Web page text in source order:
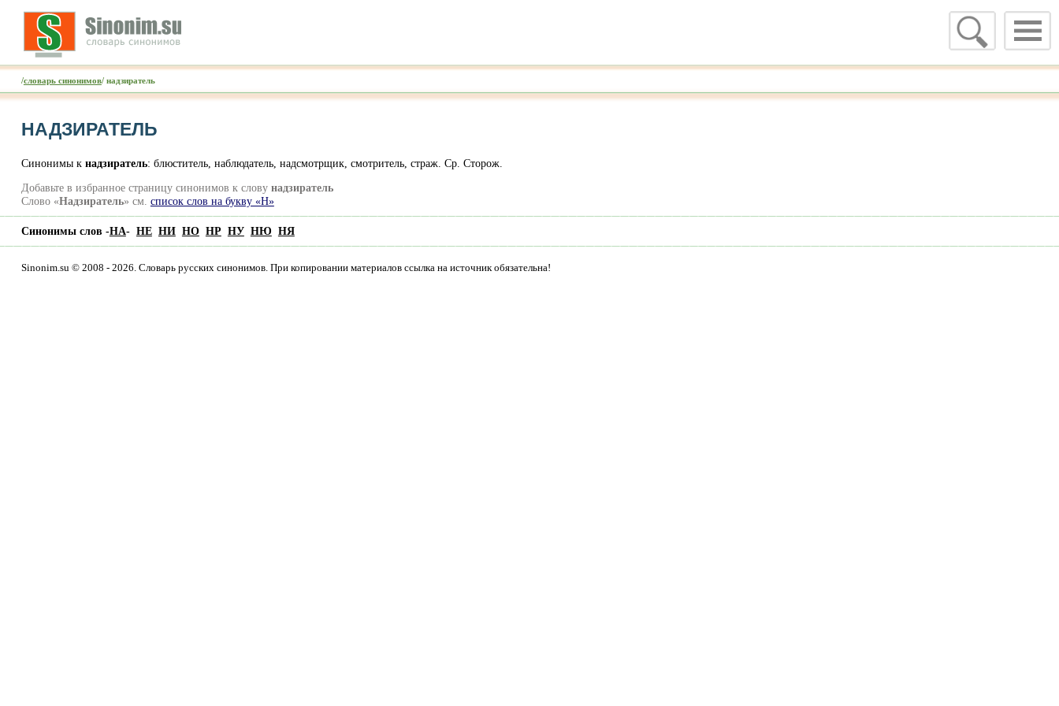
/словарь синонимов/ надзиратель
НАДЗИРАТЕЛЬ
Синонимы к надзиратель: блюститель, наблюдатель, надсмотрщик, смотритель, страж. Ср. Сторож.
Добавьте в избранное страницу синонимов к слову надзиратель
Слово «Надзиратель» см. список слов на букву «Н»
Синонимы слов -НА- НЕ НИ НО НР НУ НЮ НЯ
Sinonim.su © 2008 - 2026. Словарь русских синонимов. При копировании материалов ссылка на источник обязательна!